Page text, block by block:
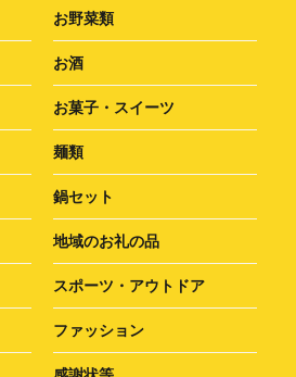
お野菜類
お酒
お菓子・スイーツ
麺類
鍋セット
地域のお礼の品
スポーツ・アウトドア
ファッション